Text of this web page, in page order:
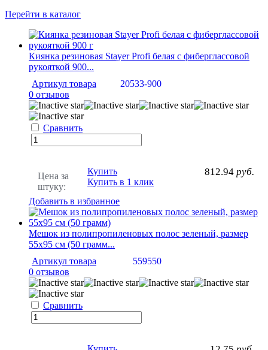
Перейти в каталог
Киянка резиновая Stayer Profi белая с фиберглассовой
рукояткой 900...
Артикул товара
20533-900
0 отзывов
Сравнить
Цена за
штуку:
812.94 руб.
Купить
Купить в 1 клик
Добавить в избранное
Мешок из полипропиленовых полос зеленый, размер
55х95 см (50 грамм...
Артикул товара
559550
0 отзывов
Сравнить